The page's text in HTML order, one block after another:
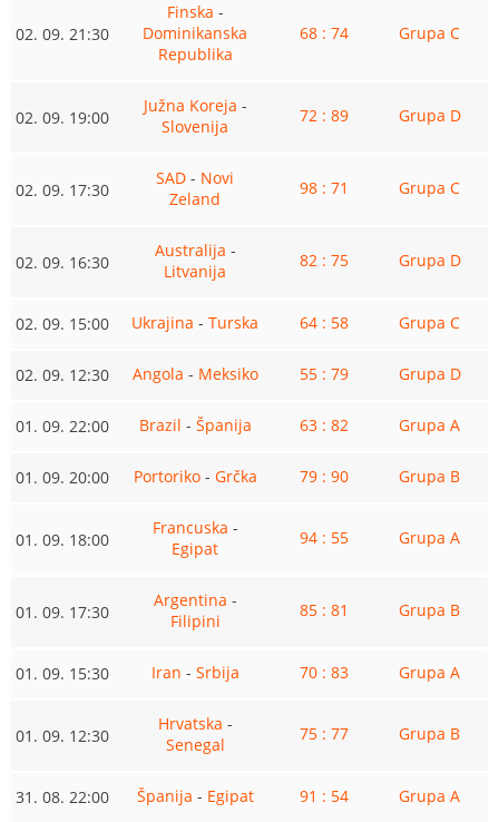
02. 09. 21:30
Finska -
Dominikanska
Republika
68 : 74 Grupa C
02. 09. 19:00
Južna Koreja -
Slovenija
72 : 89 Grupa D
02. 09. 17:30
SAD - Novi
Zeland
98 : 71 Grupa C
02. 09. 16:30
Australija -
Litvanija
82 : 75 Grupa D
02. 09. 15:00 Ukrajina - Turska 64 : 58 Grupa C
02. 09. 12:30 Angola - Meksiko 55 : 79 Grupa D
01. 09. 22:00 Brazil - Španija 63 : 82 Grupa A
01. 09. 20:00 Portoriko- Grčka 79 : 90 Grupa B
01. 09. 18:00
Francuska -
Egipat
94 : 55 Grupa A
01. 09. 17:30
Argentina -
Filipini
85 : 81 Grupa B
01. 09. 15:30 Iran - Srbija 70 : 83 Grupa A
01. 09. 12:30
Hrvatska -
Senegal
75 : 77 Grupa B
31. 08. 22:00 Španija - Egipat 91 : 54 Grupa A